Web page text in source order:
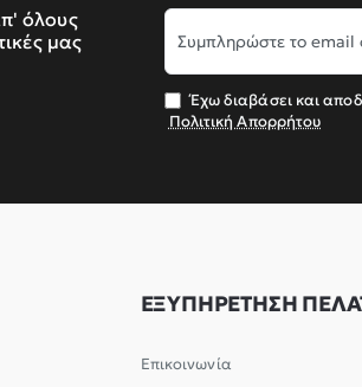
όλους
μας
Συμπληρώστε
το
email
σας
Έχω διαβάσει και
Πολιτική Απορρήτου
ΕΞΥΠΗΡΕΤΗΣΗ
Επικοινωνία